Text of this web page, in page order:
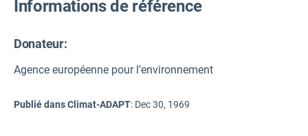
Informations de référence
Donateur:
Agence européenne pour l’environnement
Publié dans Climat-ADAPT: Dec 30, 1969